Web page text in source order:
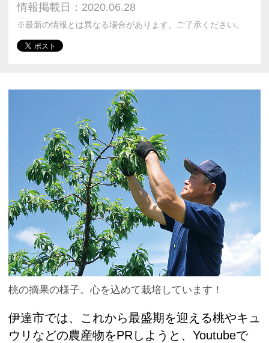
情報掲載日：2020.06.28
※最新の情報とは異なる場合があります。ご了承ください。
桃の摘果の様子。心を込めて栽培しています！
伊達市では、これから最盛期を迎える桃やキュ
ウリなどの農産物をPRしようと、Youtubeで